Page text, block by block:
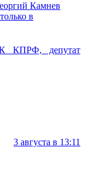
Камнев
в
КПРФ, депутат
3 августа в 13:11